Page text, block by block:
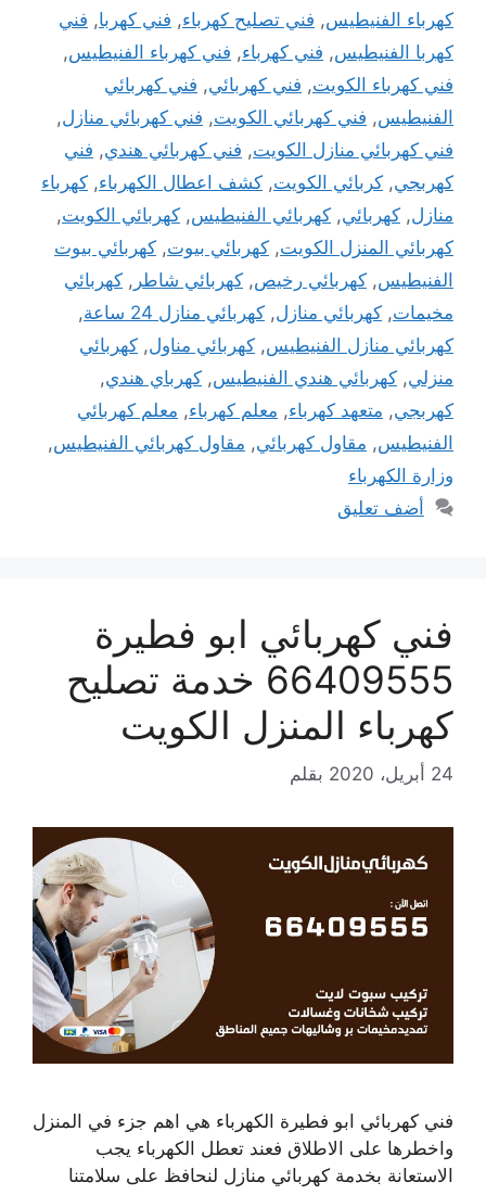
كهرباء الفنيطيس, فني تصليح كهرباء, فني كهربا, فني
كهربا الفنيطيس, فني كهرباء, فني كهرباء الفنيطيس,
فني كهرباء الكويت, فني كهربائي, فني كهربائي
الفنيطيس, فني كهربائي الكويت, فني كهربائي منازل,
فني كهربائي منازل الكويت, فني كهربائي هندي, فني
كهربجي, كربائي الكويت, كشف اعطال الكهرباء, كهرباء
منازل, كهربائي, كهربائي الفنيطيس, كهربائي الكويت,
كهربائي المنزل الكويت, كهربائي بيوت, كهربائي بيوت
الفنيطيس, كهربائي رخيص, كهربائي شاطر , كهربائي
مخيمات, كهربائي منازل, كهربائي منازل 24 ساعة
,
كهربائي منازل الفنيطيس, كهربائي مناول, كهربائي
منزلي, كهربائي هندي الفنيطيس, كهرباي هندي,
كهربجي, متعهد كهرباء, معلم كهرباء, معلم كهربائي
الفنيطيس, مقاول كهربائي, مقاول كهربائي الفنيطيس,
وزارة الكهرباء
أضف تعليق
فني كهربائي ابو فطيرة
66409555 خدمة تصليح
كهرباء المنزل الكويت
24 أبريل، 2020 بقلم
فني كهربائي ابو فطيرة الكهرباء هي اهم جزء في المنزل
واخطرها على الاطلاق فعند تعطل الكهرباء يجب
الاستعانة بخدمة كهربائي منازل لنحافظ على سلامتنا